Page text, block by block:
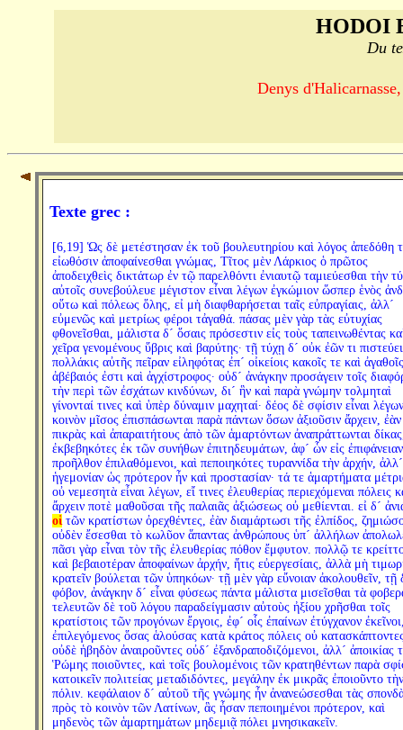
HODOI
Du
Denys
Texte grec :
[6,19] Ὡς δὲ μετέστησαν ἐκ τοῦ βουλευτηρίου καὶ λόγος ἀπεδόθη
εἰωθόσιν ἀποφαίνεσθαι γνώμας, Τῖτος μὲν Λάρκιος ὁ πρῶτος
ἀποδειχθεὶς δικτάτωρ ἐν τῷ παρελθόντι ἐνιαυτῷ ταμιεύεσθαι τὴν
αὐτοῖς συνεβούλευε μέγιστον εἶναι λέγων ἐγκώμιον ὥσπερ ἑνὸς
οὕτω καὶ πόλεως ὅλης, εἰ μὴ διαφθαρήσεται ταῖς εὐπραγίαις, ἀλλ´
εὐμενῶς καὶ μετρίως φέροι τἀγαθά. πάσας μὲν γὰρ τὰς εὐτυχίας
φθονεῖσθαι, μάλιστα δ´ ὅσαις πρόσεστιν εἰς τοὺς ταπεινωθέντας
χεῖρα γενομένους ὕβρις καὶ βαρύτης· τῇ τύχῃ δ´ οὐκ ἐῶν τι
πολλάκις αὐτῆς πεῖραν εἰληφότας ἐπ´ οἰκείοις κακοῖς τε καὶ
ἀβέβαιός ἐστι καὶ ἀγχίστροφος· οὐδ´ ἀνάγκην προσάγειν τοῖς
τὴν περὶ τῶν ἐσχάτων κινδύνων, δι´ ἣν καὶ παρὰ γνώμην τολμηταὶ
γίνονταί τινες καὶ ὑπὲρ δύναμιν μαχηταί· δέος δὲ σφίσιν εἶναι
κοινὸν μῖσος ἐπισπάσωνται παρὰ πάντων ὅσων ἀξιοῦσιν ἄρχειν, ἐὰν
πικρὰς καὶ ἀπαραιτήτους ἀπὸ τῶν ἁμαρτόντων ἀναπράττωνται
ἐκβεβηκότες ἐκ τῶν συνήθων ἐπιτηδευμάτων, ἀφ´ ὧν εἰς ἐπιφάνειαν
προῆλθον ἐπιλαθόμενοι, καὶ πεποιηκότες τυραννίδα τὴν ἀρχήν,
ἡγεμονίαν ὡς πρότερον ἦν καὶ προστασίαν· τά τε ἁμαρτήματα
οὐ νεμεσητὰ εἶναι λέγων, εἴ τινες ἐλευθερίας περιεχόμεναι πόλεις
ἄρχειν ποτὲ μαθοῦσαι τῆς παλαιᾶς ἀξιώσεως οὐ μεθίενται. εἰ δ´
οἱτῶν κρατίστων ὀρεχθέντες, ἐὰν διαμάρτωσι τῆς ἐλπίδος,
οὐδὲν ἔσεσθαι τὸ κωλῦον ἅπαντας ἀνθρώπους ὑπ´ ἀλλήλων
πᾶσι γὰρ εἶναι τὸν τῆς ἐλευθερίας πόθον ἔμφυτον. πολλῷ τε
καὶ βεβαιοτέραν ἀποφαίνων ἀρχήν, ἥτις εὐεργεσίαις, ἀλλὰ μὴ
κρατεῖν βούλεται τῶν ὑπηκόων· τῇ μὲν γὰρ εὔνοιαν ἀκολουθεῖν, τῇ
φόβον, ἀνάγκην δ´ εἶναι φύσεως πάντα μάλιστα μισεῖσθαι τὰ
τελευτῶν δὲ τοῦ λόγου παραδείγμασιν αὐτοὺς ἠξίου χρῆσθαι τοῖς
κρατίστοις τῶν προγόνων ἔργοις, ἐφ´ οἷς ἐπαίνων ἐτύγχανον
ἐπιλεγόμενος ὅσας ἁλούσας κατὰ κράτος πόλεις οὐ
οὐδὲ ἡβηδὸν ἀναιροῦντες οὐδ´ ἐξανδραποδιζόμενοι, ἀλλ´ ἀποικίας
Ῥώμης ποιοῦντες, καὶ τοῖς βουλομένοις τῶν κρατηθέντων παρὰ
κατοικεῖν πολιτείας μεταδιδόντες, μεγάλην ἐκ μικρᾶς ἐποιοῦντο τὴν
πόλιν. κεφάλαιον δ´ αὐτοῦ τῆς γνώμης ἦν ἀνανεώσεσθαι τὰς
πρὸς τὸ κοινὸν τῶν Λατίνων, ἃς ἦσαν πεποιημένοι πρότερον, καὶ
μηδενὸς τῶν ἁμαρτημάτων μηδεμιᾷ πόλει μνησικακεῖν.